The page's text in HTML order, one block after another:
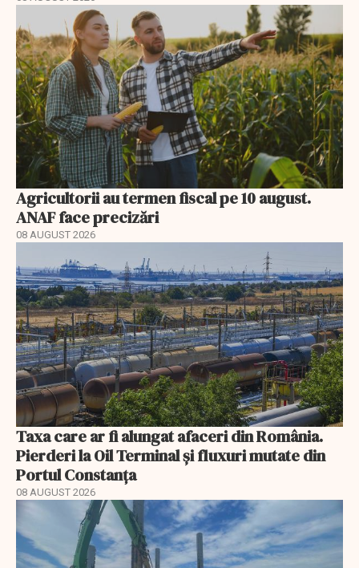
Agricultorii au termen fiscal pe 10 august.
ANAF face precizări
08 AUGUST 2026
Taxa care ar fi alungat afaceri din România.
Pierderi la Oil Terminal și fluxuri mutate din
Portul Constanța
08 AUGUST 2026